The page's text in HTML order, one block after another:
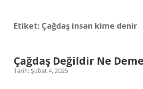
Etiket: Çağdaş insan kime denir
Çağdaş Değildir Ne
Tarih: Şubat 4, 2025